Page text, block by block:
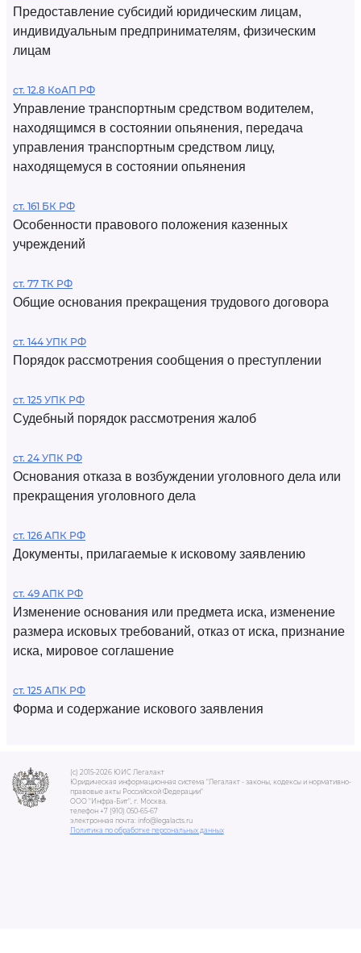
Предоставление субсидий юридическим лицам,
индивидуальным предпринимателям, физическим
лицам
ст. 12.8 КоАП РФ
Управление транспортным средством водителем,
находящимся в состоянии опьянения, передача
управления транспортным средством лицу,
находящемуся в состоянии опьянения
ст. 161 БК РФ
Особенности правового положения казенных
учреждений
ст. 77 ТК РФ
Общие основания прекращения трудового договора
ст. 144 УПК РФ
Порядок рассмотрения сообщения о преступлении
ст. 125 УПК РФ
Судебный порядок рассмотрения жалоб
ст. 24 УПК РФ
Основания отказа в возбуждении уголовного дела или
прекращения уголовного дела
ст. 126 АПК РФ
Документы, прилагаемые к исковому заявлению
ст. 49 АПК РФ
Изменение основания или предмета иска, изменение
размера исковых требований, отказ от иска, признание
иска, мировое соглашение
ст. 125 АПК РФ
Форма и содержание искового заявления
(c) 2015-2026 ЮИС Легалакт
Юридическая информационная система "Легалакт - законы, кодексы и нормативно-
правовые акты Российской Федерации"
ООО "Инфра-Бит", г. Москва.
телефон +7 (910) 050-65-67
электронная почта: info@legalacts.ru
Политика по обработке персональных данных